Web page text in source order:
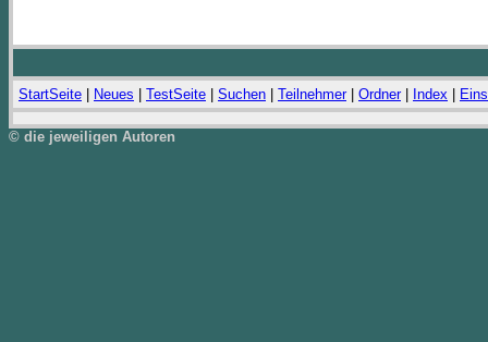
StartSeite Neues TestSeite Suchen Teilnehmer| Ordner| Index
© die jeweiligen Autoren